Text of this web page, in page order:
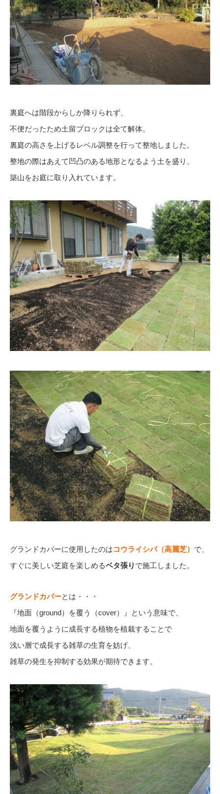
裏庭へは階段からしか降りられず、
不便だったため土留ブロックは全て解体。
裏庭の高さを上げるレベル調整を行って整地しました。
整地の際はあえて凹凸のある地形となるよう土を盛り、
築山をお庭に取り入れています。
グランドカバーに使用したのはコウライシバ（高麗芝） で、
すぐに美しい芝庭を楽しめるベタ張り で施工しました。
グランドカバーとは・・・
『地面（ground）を覆う（cover）』という意味で、
地面を覆うように成長する植物を植栽することで
浅い層で成長する雑草の生育を妨げ、
雑草の発生を抑制する効果が期待できます。